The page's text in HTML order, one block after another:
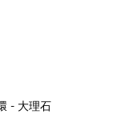
- 大理石